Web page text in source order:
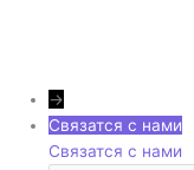
→
Связатся с нами
Связатся с нами